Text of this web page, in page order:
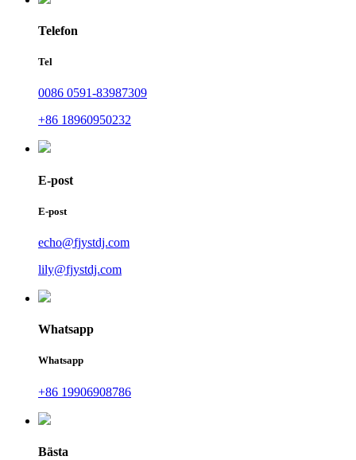
Telefon
Tel
0086 0591-83987309
+86 18960950232
E-post
E-post
echo@fjystdj.com
lily@fjystdj.com
Whatsapp
Whatsapp
+86 19906908786
Bästa